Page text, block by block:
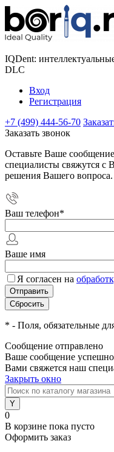
IQDent:
DLC
Вход
Регистрация
+7 (499) 444-56-70
Заказать звонок
Оставьте Ваше
специалисты свяжутся с
решения Вашего вопроса.
Ваш телефон*
Ваше имя
Я согласен на
* - Поля, обязательные
Сообщение отправлено
Ваше сообщение
Вами свяжется наш
Закрыть окно
0
В корзине пока пусто
Оформить заказ